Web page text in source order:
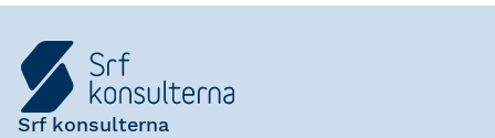
Srf konsulterna